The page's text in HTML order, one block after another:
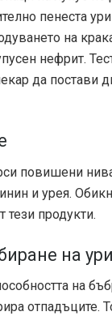
пенеста
на
нефрит.
да постави
повишени
и урея.
тези продукти.
на
на
отпадъците.